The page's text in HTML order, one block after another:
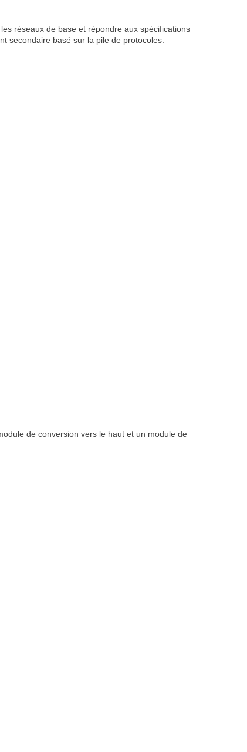
réseaux de base et répondre aux spécifications
secondaire basé sur la pile de protocoles.
de conversion vers le haut et un module de